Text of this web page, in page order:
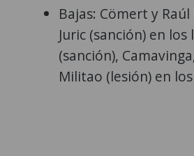
Bajas: Cömert y
Juric (sanción) en los
(sanción),
Militao (lesión) en